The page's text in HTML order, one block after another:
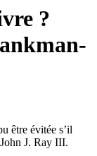
?
être évitée s’il
J. Ray III.